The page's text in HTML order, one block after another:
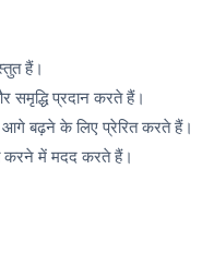
हैं।
प्रदान करते हैं।
बढ़ने के लिए प्रेरित करते हैं।
करने में मदद करते हैं।